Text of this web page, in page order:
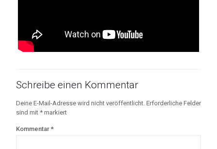
Schreibe einen Kommentar
Deine E-Mail-Adresse wird nicht veröffentlicht. Erforderliche Felder
sind mit * markiert
Kommentar *